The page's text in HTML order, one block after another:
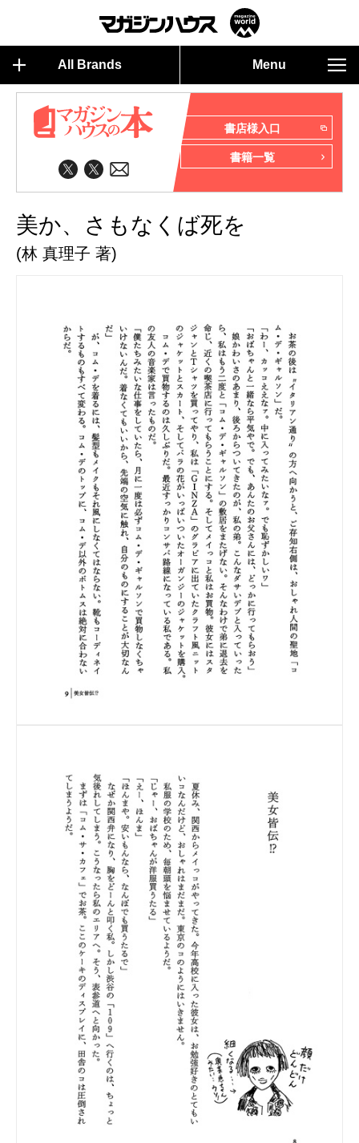
All Brands Menu
書店様入口
書籍一覧
美か、さもなくば死を
(林 真理子 著)